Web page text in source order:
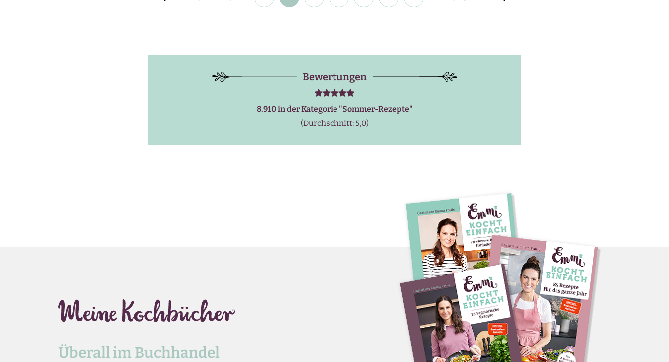
Bewertungen
8.910 in der Kategorie "Sommer-Rezepte"
(Durchschnitt: 5,0)
Überall im Buchhandel